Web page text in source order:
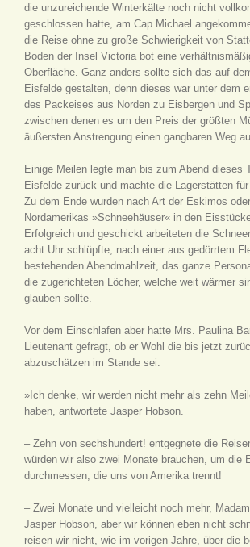
die unzureichende Winterkälte noch nicht
geschlossen hatte, am Cap Michael
die Reise ohne zu große Schwierigkeit von
Boden der Insel Victoria bot eine
Oberfläche. Ganz anders sollte sich das auf
Eisfelde gestalten, denn dieses war unter dem
des Packeises aus Norden zu Eisbergen und
zwischen denen es um den Preis der größten
äußersten Anstrengung einen gangbaren Weg
Einige Meilen legte man bis zum Abend dieses
Eisfelde zurück und machte die Lagerstätten
Zu dem Ende wurden nach Art der Eskimos
Nordamerikas »Schneehäuser« in den
Erfolgreich und geschickt arbeiteten die
acht Uhr schlüpfte, nach einer aus gedörrtem
bestehenden Abendmahlzeit, das ganze
die zugerichteten Löcher, welche weit wärmer
glauben sollte.
Vor dem Einschlafen aber hatte Mrs. Paulina
Lieutenant gefragt, ob er Wohl die bis jetzt
abzuschätzen im Stande sei.
»Ich denke, wir werden nicht mehr als zehn
haben, antwortete Jasper Hobson.
– Zehn von sechshundert! entgegnete die
würden wir also zwei Monate brauchen, um die
durchmessen, die uns von Amerika trennt!
– Zwei Monate und vielleicht noch mehr,
Jasper Hobson, aber wir können eben nicht
reisen wir nicht, wie im vorigen Jahre, über die